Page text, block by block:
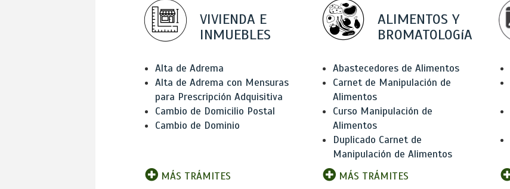
VIVIENDA E
INMUEBLES
Alta de Adrema
Alta de Adrema con Mensuras
para Prescripción Adquisitiva
Cambio de Domicilio Postal
Cambio de Dominio
MÁS TRÁMITES
ALIMENTOS Y
BROMATOLOGíA
Abastecedores de Alimentos
Carnet de Manipulación de
Alimentos
Curso Manipulación de
Alimentos
Duplicado Carnet de
Manipulación de Alimentos
MÁS TRÁMITES